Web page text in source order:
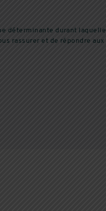
déterminante durant laquelle
rassurer et de répondre aux